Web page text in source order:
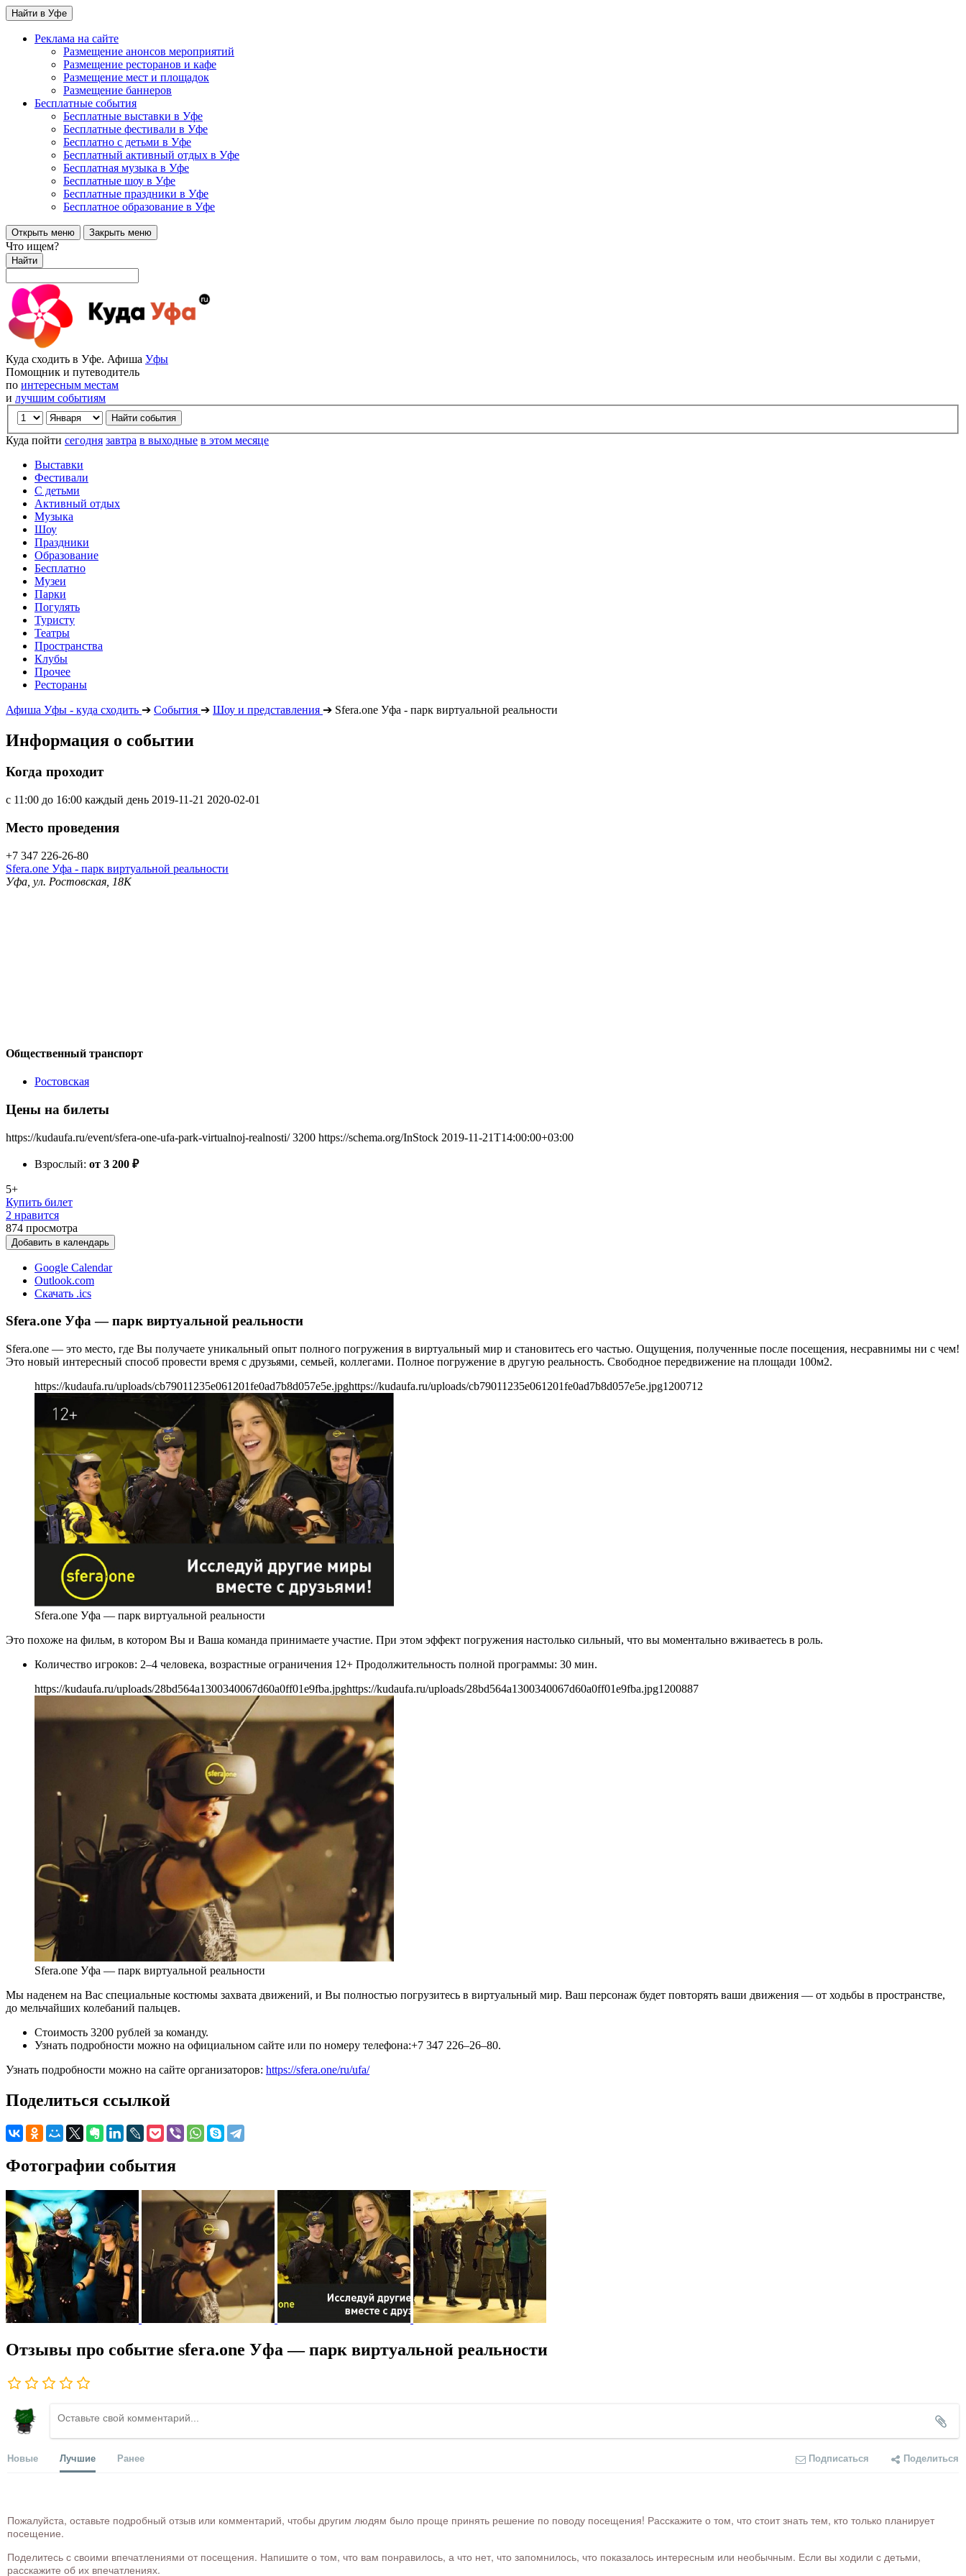
Найти в Уфе
Реклама на сайте
Размещение анонсов мероприятий
Размещение ресторанов и кафе
Размещение мест и площадок
Размещение баннеров
Бесплатные события
Бесплатные выставки в Уфе
Бесплатные фестивали в Уфе
Бесплатно с детьми в Уфе
Бесплатный активный отдых в Уфе
Бесплатная музыка в Уфе
Бесплатные шоу в Уфе
Бесплатные праздники в Уфе
Бесплатное образование в Уфе
Открыть меню Закрыть меню
Что ищем?
Найти
Куда сходить в Уфе. Афиша Уфы
Помощник и путеводитель
по интересным местам
и лучшим событиям
Куда пойти сегодня завтра в выходные в этом месяце
Выставки
Фестивали
С детьми
Активный отдых
Музыка
Шоу
Праздники
Образование
Бесплатно
Музеи
Парки
Погулять
Туристу
Театры
Пространства
Клубы
Прочее
Рестораны
Афиша Уфы - куда сходить ➔ События ➔ Шоу и представления ➔ Sfera.one Уфа - парк виртуальной реальности
Информация о событии
Когда проходит
с 11:00 до 16:00 каждый день 2019-11-21 2020-02-01
Место проведения
+7 347 226-26-80
Sfera.one Уфа - парк виртуальной реальности
Уфа, ул. Ростовская, 18К
Общественный транспорт
Ростовская
Цены на билеты
https://kudaufa.ru/event/sfera-one-ufa-park-virtualnoj-realnosti/ 3200 https://schema.org/InStock 2019-11-21T14:00:00+03:00
Взрослый: от 3 200 ₽
5+
Купить билет
2 нравится
874 просмотра
Добавить в календарь
Google Calendar
Outlook.com
Скачать .ics
Sfera.one Уфа — парк виртуальной реальности
Sfera.one — это место, где Вы получаете уникальный опыт полного погружения в виртуальный мир и становитесь его частью. Ощущения, полученные после посещения, несравнимы ни с чем!
Это новый интересный способ провести время с друзьями, семьей, коллегами. Полное погружение в другую реальность. Свободное передвижение на площади 100м2.
https://kudaufa.ru/uploads/cb79011235e061201fe0ad7b8d057e5e.jpghttps://kudaufa.ru/uploads/cb79011235e061201fe0ad7b8d057e5e.jpg1200712
Sfera.one Уфа — парк виртуальной реальности
Это похоже на фильм, в котором Вы и Ваша команда принимаете участие. При этом эффект погружения настолько сильный, что вы моментально вживаетесь в роль.
Количество игроков: 2–4 человека, возрастные ограничения 12+ Продолжительность полной программы: 30 мин.
https://kudaufa.ru/uploads/28bd564a1300340067d60a0ff01e9fba.jpghttps://kudaufa.ru/uploads/28bd564a1300340067d60a0ff01e9fba.jpg1200887
Sfera.one Уфа — парк виртуальной реальности
Мы наденем на Вас специальные костюмы захвата движений, и Вы полностью погрузитесь в виртуальный мир. Ваш персонаж будет повторять ваши движения — от ходьбы в пространстве,
до мельчайших колебаний пальцев.
Стоимость 3200 рублей за команду.
Узнать подробности можно на официальном сайте или по номеру телефона:+7 347 226–26–80.
Узнать подробности можно на сайте организаторов: https://sfera.one/ru/ufa/
Поделиться ссылкой
Фотографии события
Отзывы про событие sfera.one Уфа — парк виртуальной реальности
Новые Лучшие Ранее Подписаться Поделиться
Пожалуйста, оставьте подробный отзыв или комментарий, чтобы другим людям было проще принять решение по поводу посещения! Расскажите о том, что стоит знать тем, кто только планирует
посещение.
Поделитесь с своими впечатлениями от посещения. Напишите о том, что вам понравилось, а что нет, что запомнилось, что показалось интересным или необычным. Если вы ходили с детьми,
расскажите об их впечатлениях.